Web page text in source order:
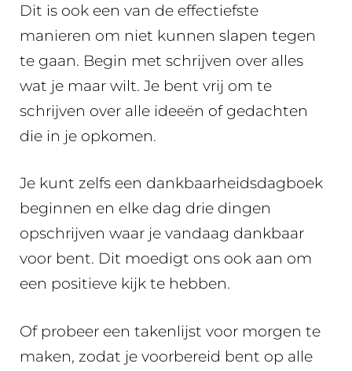
Dit is ook een van de effectiefste
manieren om niet kunnen slapen tegen
te gaan. Begin met schrijven over alles
wat je maar wilt. Je bent vrij om te
schrijven over alle ideeën of gedachten
die in je opkomen.
Je kunt zelfs een dankbaarheidsdagboek
beginnen en elke dag drie dingen
opschrijven waar je vandaag dankbaar
voor bent. Dit moedigt ons ook aan om
een positieve kijk te hebben.
Of probeer een takenlijst voor morgen te
maken, zodat je voorbereid bent op alle